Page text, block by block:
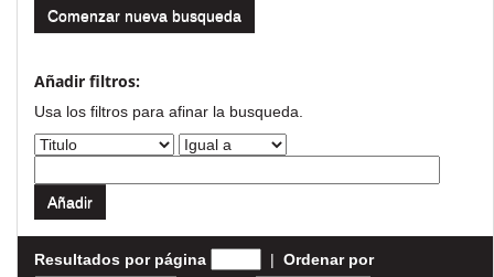
Comenzar nueva busqueda
Añadir filtros:
Usa los filtros para afinar la busqueda.
Resultados por página | Ordenar por